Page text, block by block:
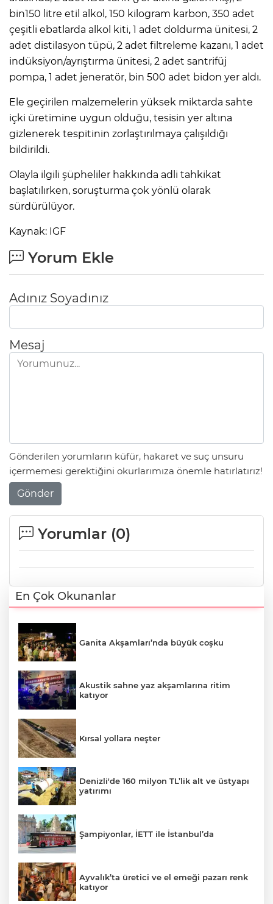
bin150 litre etil alkol, 150 kilogram karbon, 350 adet
çeşitli ebatlarda alkol kiti, 1 adet doldurma ünitesi, 2
adet distilasyon tüpü, 2 adet filtreleme kazanı, 1 adet
indüksiyon/ayrıştırma ünitesi, 2 adet santrifüj
pompa, 1 adet jeneratör, bin 500 adet bidon yer aldı.
Ele geçirilen malzemelerin yüksek miktarda sahte
içki üretimine uygun olduğu, tesisin yer altına
gizlenerek tespitinin zorlaştırılmaya çalışıldığı
bildirildi.
Olayla ilgili şüpheliler hakkında adli tahkikat
başlatılırken, soruşturma çok yönlü olarak
sürdürülüyor.
Kaynak: IGF
Yorum Ekle
Adınız Soyadınız
Mesaj
Gönderilen yorumların küfür, hakaret ve suç unsuru
içermemesi gerektiğini okurlarımıza önemle hatırlatırız!
Gönder
Yorumlar (0)
En Çok Okunanlar
Ganita Akşamları’nda büyük coşku
Akustik sahne yaz akşamlarına ritim
katıyor
Kırsal yollara neşter
Denizli'de 160 milyon TL’lik alt ve üstyapı
yatırımı
Şampiyonlar, İETT ile İstanbul’da
Ayvalık’ta üretici ve el emeği pazarı renk
katıyor